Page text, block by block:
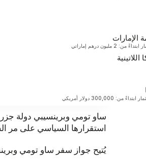
الإمارات
من: 2 مليون درهم إماراتي
اللاتينية
من: 300,000 دولار أمريكي
ساو تومي وبرينسيبي دولة
استقرارها السياسي على مر
يُتيح جواز سفر ساو تومي وبرينسيبي دخول أكثر من 55 وجهة. يمكنك دخول الدول بدون تأشيرة،